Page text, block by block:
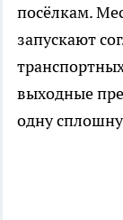
посёлкам.
запускают
выходные
одну